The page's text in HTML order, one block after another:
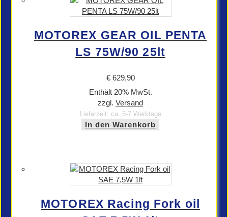
MOTOREX GEAR OIL PENTA
LS 75W/90 25lt
€629,90
Enthält 20% MwSt.
zzgl. Versand
Lieferzeit: ca. 5-7 Werktage
In den Warenkorb
MOTOREX Racing Fork oil